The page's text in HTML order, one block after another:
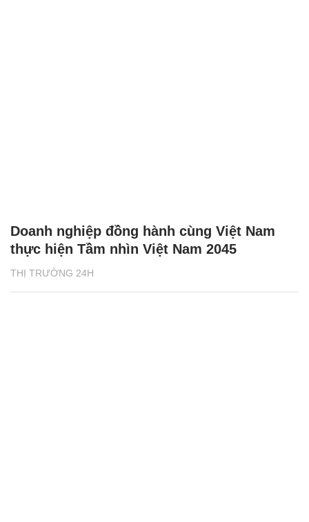
THỊ TRƯỜNG 24H
Doanh nghiệp đồng hành cùng Việt Nam
thực hiện Tầm nhìn Việt Nam 2045